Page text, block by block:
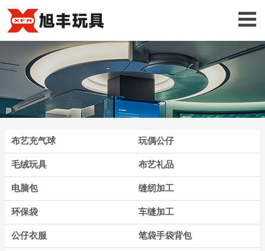
布艺充气球 玩偶公仔
毛绒玩具 布艺礼品
电脑包 缝纫加工
环保袋 车缝加工
公仔衣服 笔袋手袋背包